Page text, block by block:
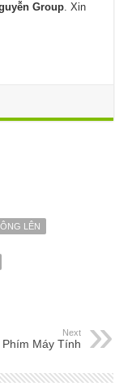
Group. Xin
LÊN
Next
Phím Máy Tính